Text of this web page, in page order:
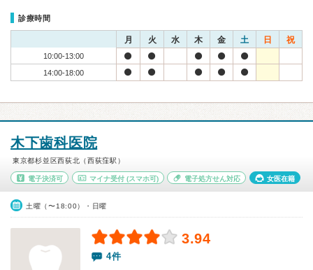
診療時間
月 火 水 木 金 土 日 祝
10:00-13:00
14:00-18:00
木下歯科医院
東京都杉並区西荻北（西荻窪駅）
電子決済可 マイナ受付(スマホ可) 電子処方せん対応 女医在籍
土曜（〜18:00）・日曜
3.94
4件